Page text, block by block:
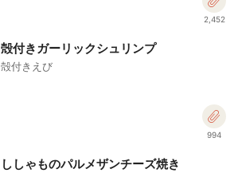
2,452
殻付きガーリックシュリンプ
殻付きえび
994
ししゃものパルメザンチーズ焼き